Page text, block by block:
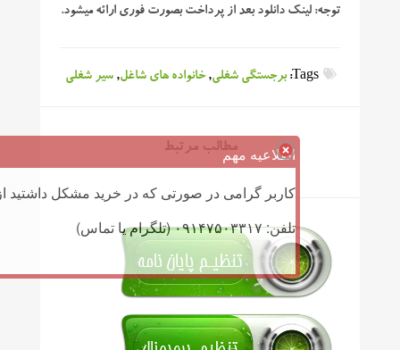
توجه: لینک دانلود بعد از پرداخت بصورت فوری ارائه میشود.
Tags: برجستگی شغلی,خانواده های شاغل,سیر شغلی
مطالب مرتبطاطلاعیه مهم
کاربر گرامی در صورتی که در خرید مشکل داشتید
تلفن: ۰۹۱۴۷۵۰۳۳۱۷ (تلگرام یا تماس)